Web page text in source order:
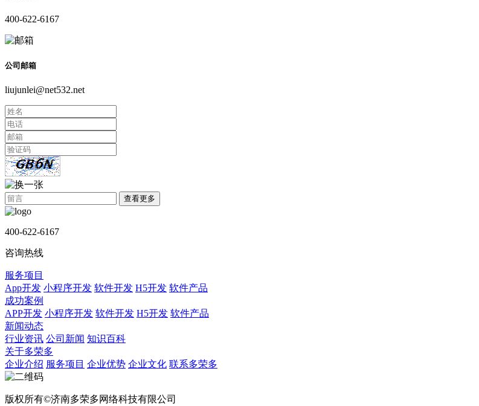
400-622-6167
公司邮箱
liujunlei@net532.net
查看更多
400-622-6167
咨询热线
服务项目
App开发 小程序开发 软件开发 H5开发 软件产品
成功案例
APP开发 小程序开发 软件开发 H5开发 软件产品
新闻动态
行业资讯 公司新闻 知识百科
关于多荣多
企业介绍 服务项目 企业优势 企业文化 联系多荣多
版权所有©济南多荣多网络科技有限公司